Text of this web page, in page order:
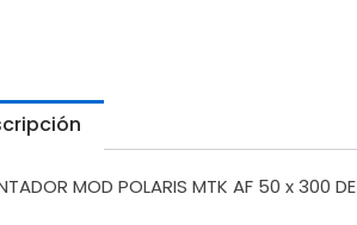
MOD POLARIS MTK AF 50 x 300 DE